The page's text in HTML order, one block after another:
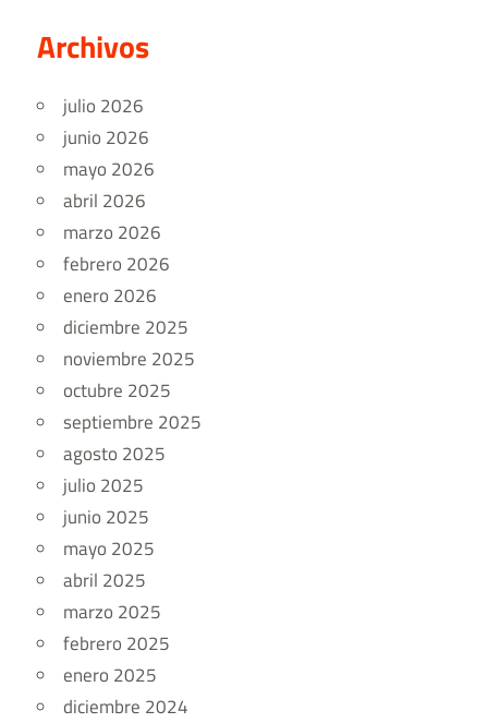
Archivos
julio 2026
junio 2026
mayo 2026
abril 2026
marzo 2026
febrero 2026
enero 2026
diciembre 2025
noviembre 2025
octubre 2025
septiembre 2025
agosto 2025
julio 2025
junio 2025
mayo 2025
abril 2025
marzo 2025
febrero 2025
enero 2025
diciembre 2024